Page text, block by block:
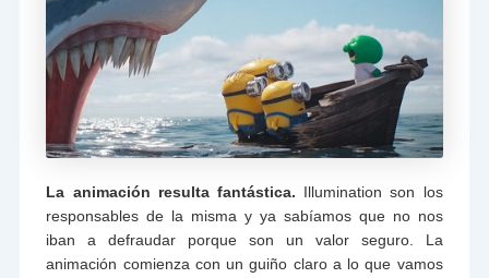
La animación resulta fantástica. Illumination son los
responsables de la misma y ya sabíamos que no nos
iban a defraudar porque son un valor seguro. La
animación comienza con un guiño claro a lo que vamos